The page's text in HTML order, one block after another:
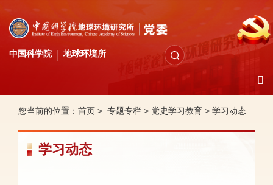
中国科学院 地球环境所
您当前的位置： 首页 > 专题专栏 > 党史学习教育 > 学习动态
学习动态